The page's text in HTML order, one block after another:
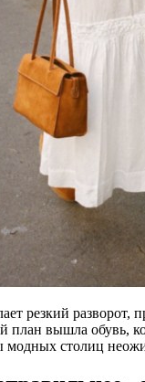
резкий
план вышла обувь,
столиц